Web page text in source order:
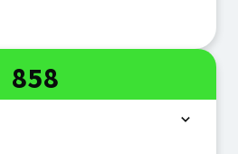
Linie
858